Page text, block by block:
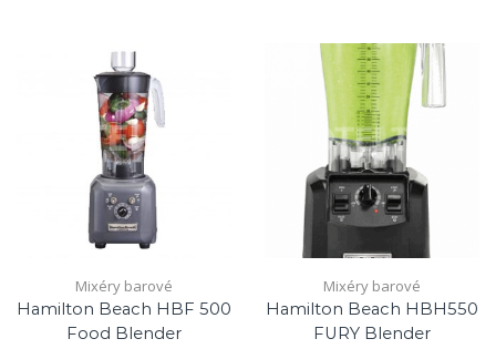
Mixéry barové
Hamilton Beach HBF 500
Food Blender
Mixéry barové
Hamilton Beach HBH550
FURY Blender